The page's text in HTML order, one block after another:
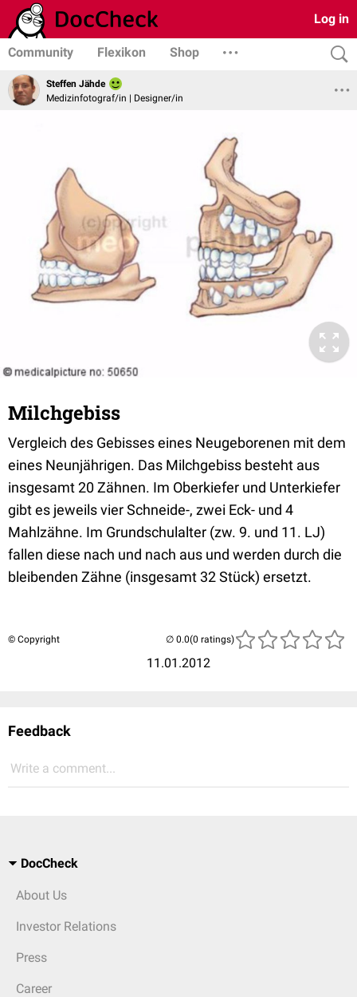
Log in
Community Flexikon Shop
Steffen Jähde
Medizinfotograf/in | Designer/in
Milchgebiss
Vergleich des Gebisses eines Neugeborenen mit dem
eines Neunjährigen. Das Milchgebiss besteht aus
insgesamt 20 Zähnen. Im Oberkiefer und Unterkiefer
gibt es jeweils vier Schneide-, zwei Eck- und 4
Mahlzähne. Im Grundschulalter (zw. 9. und 11. LJ)
fallen diese nach und nach aus und werden durch die
bleibenden Zähne (insgesamt 32 Stück) ersetzt.
© Copyright
11.01.2012
(0 ratings)
Feedback
Write a comment...
DocCheck
About Us
Investor Relations
Press
Career